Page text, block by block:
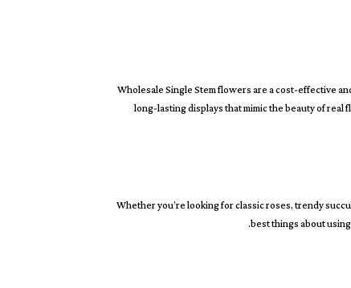
Wholesale Single Stem flowers are a cost-effective
long-lasting displays that mimic the beauty of
Whether you’re looking for classic roses, trendy
best things about